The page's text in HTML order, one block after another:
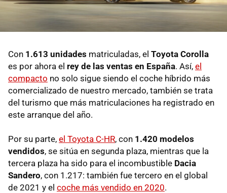
Con 1.613 unidades matriculadas, el Toyota Corolla
es por ahora el rey de las ventas en España. Así, el
compacto no solo sigue siendo el coche híbrido más
comercializado de nuestro mercado, también se trata
del turismo que más matriculaciones ha registrado en
este arranque del año.
Por su parte, el Toyota C-HR, con 1.420 modelos
vendidos, se sitúa en segunda plaza, mientras que la
tercera plaza ha sido para el incombustible Dacia
Sandero, con 1.217: también fue tercero en el global
de 2021 y el coche más vendido en 2020.